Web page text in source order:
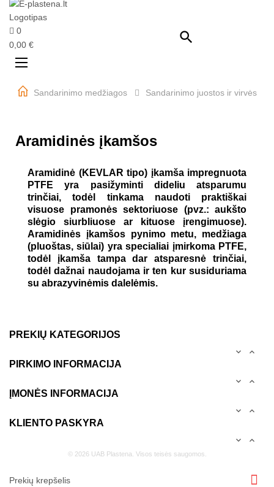

0
0,00 €
Perjungti
☰
Sandarinimo medžiagos Sandarinimo juostos ir virvės
Aramidinės įkamšos
Aramidinė (KEVLAR tipo) įkamša impregnuota
PTFE yra pasižyminti dideliu atsparumu
trinčiai, todėl tinkama naudoti praktiškai
visuose pramonės sektoriuose (pvz.: aukšto
slėgio siurbliuose ar kituose įrengimuose).
Aramidinės įkamšos pynimo metu, medžiaga
(pluoštas, siūlai) yra specialiai įmirkoma PTFE,
todėl įkamša tampa dar atsparesnė trinčiai,
todėl dažnai naudojama ir ten kur susiduriama
su abrazyvinėmis dalelėmis.
PREKIŲ KATEGORIJOS
 
PIRKIMO INFORMACIJA
 
ĮMONĖS INFORMACIJA
 
KLIENTO PASKYRA
 
© 2026 UAB Plastena. Visos teisės saugomos.
Prekių krepšelis